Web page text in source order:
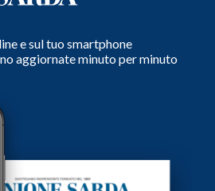
e sul tuo smartphone
aggiornate minuto per minuto